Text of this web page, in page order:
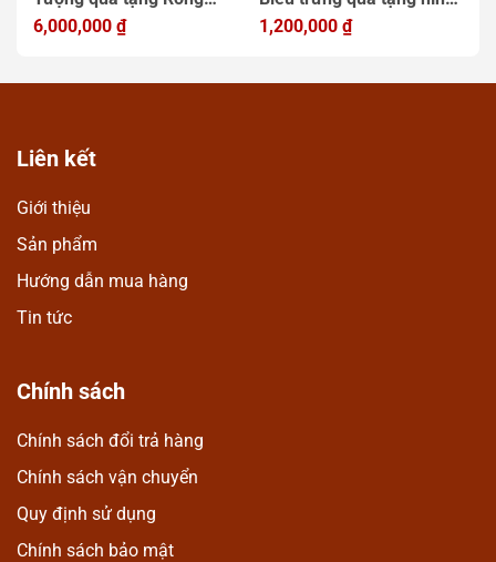
Thời Lý đồng mạ vàng,
cấp
6,000,000 ₫
Khuê Văn Các Hà Nội
1,200,000 ₫
Liên kết
Giới thiệu
Sản phẩm
Hướng dẫn mua hàng
Tin tức
Chính sách
Chính sách đổi trả hàng
Chính sách vận chuyển
Quy định sử dụng
Chính sách bảo mật